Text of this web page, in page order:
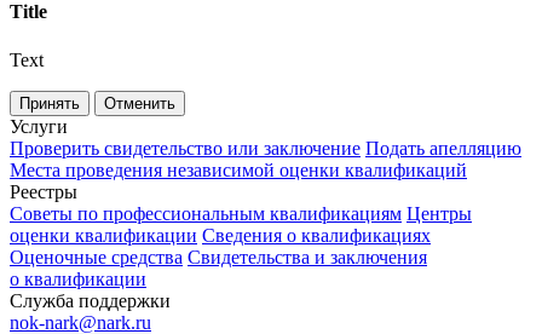
Title
Text
Принять Отменить
Услуги
Проверить свидетельство или заключение Подать апелляцию
Места проведения независимой оценки квалификаций
Реестры
Советы по профессиональным квалификациям Центры
оценки квалификации Сведения о квалификациях
Оценочные средства Свидетельства и заключения
о квалификации
Служба поддержки
nok-nark@nark.ru